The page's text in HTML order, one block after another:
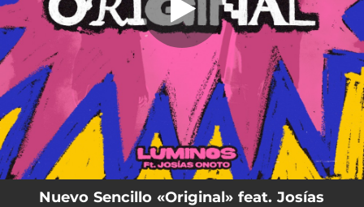
Nuevo Sencillo «Original» feat. Josías